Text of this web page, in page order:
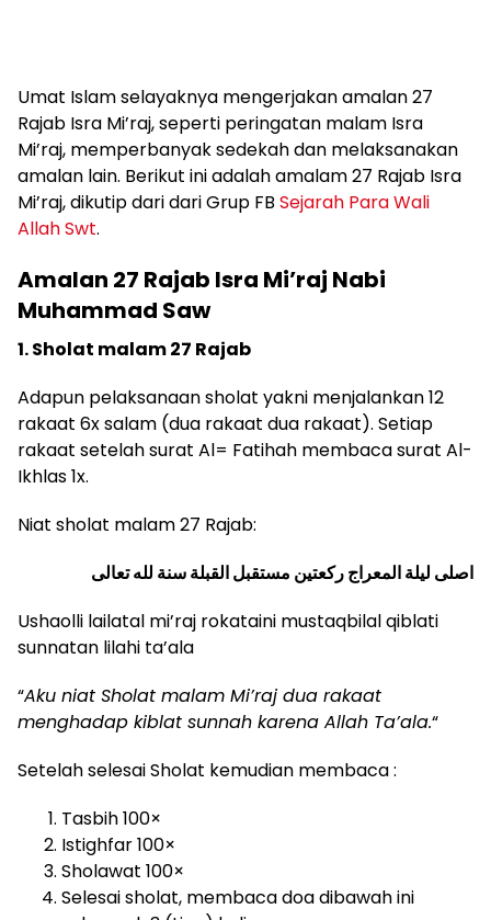
Umat Islam selayaknya mengerjakan amalan 27
Rajab Isra Mi’raj, seperti peringatan malam Isra
Mi’raj, memperbanyak sedekah dan melaksanakan
amalan lain. Berikut ini adalah amalam 27 Rajab Isra
Mi’raj, dikutip dari dari Grup FB Sejarah Para Wali
Allah Swt.
Amalan 27 Rajab Isra Mi’raj Nabi
Muhammad Saw
1. Sholat malam 27 Rajab
Adapun pelaksanaan sholat yakni menjalankan 12
rakaat 6x salam (dua rakaat dua rakaat). Setiap
rakaat setelah surat Al= Fatihah membaca surat Al-
Ikhlas 1x.
Niat sholat malam 27 Rajab:
اصلى ليلة المعراج ركعتين مستقبل القبلة سنة لله تعالى
Ushaolli lailatal mi’raj rokataini mustaqbilal qiblati
sunnatan lilahi ta’ala
“Aku niat Sholat malam Mi’raj dua rakaat
menghadap kiblat sunnah karena Allah Ta’ala.“
Setelah selesai Sholat kemudian membaca :
Tasbih 100×
Istighfar 100×
Sholawat 100×
Selesai sholat, membaca doa dibawah ini